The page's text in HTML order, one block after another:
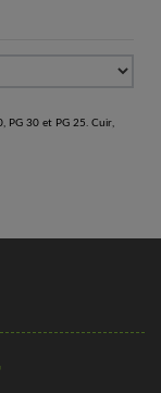
PG 30 et PG 25. Cuir,